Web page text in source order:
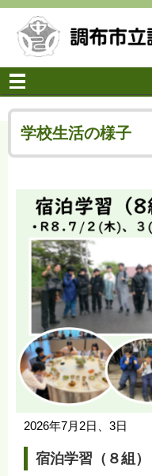
学校生活の様子
2026年7月2日、3日
宿泊学習（８組）